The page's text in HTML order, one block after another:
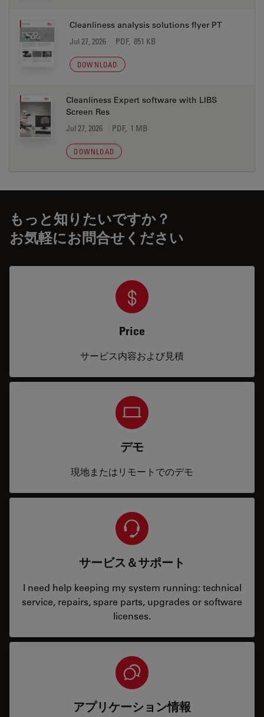
Cleanliness analysis solutions flyer PT
Jul 27, 2026 PDF, 851 KB
DOWNLOAD
Cleanliness Expert software with LIBS
Screen Res
Jul 27, 2026 PDF, 1 MB
DOWNLOAD
もっと知りたいですか？
お気軽にお問合せください
Price
サービス内容および見積
デモ
現地またはリモートでのデモ
サービス＆サポート
I need help keeping my system running: technical
service, repairs, spare parts, upgrades or software
licenses.
アプリケーション情報